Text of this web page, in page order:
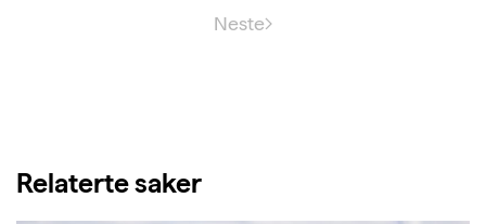
Neste
Relaterte saker